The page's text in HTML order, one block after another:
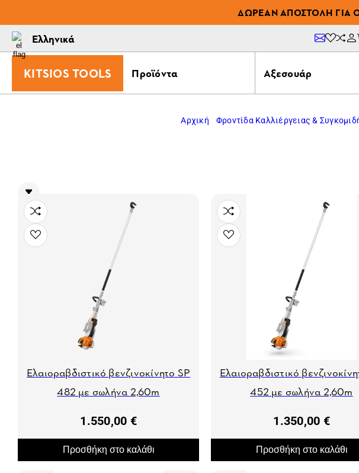
ΔΩΡΕΆΝ ΑΠΟΣΤΟΛΉ ΓΙΑ
Ελληνικά
KITSIOS TOOLS Προϊόντα Αξεσουάρ
Αρχική Φροντίδα Καλλιέργειας &
Ελαιοραβδιστικό βενζινοκίνητο SP
482 με σωλήνα 2,60m
1.550,00 €
Προσθήκη στο καλάθι
Ελαιοραβδιστικό
452 με σωλήνα 2,60m
1.350,00 €
Προσθήκη στο καλάθι